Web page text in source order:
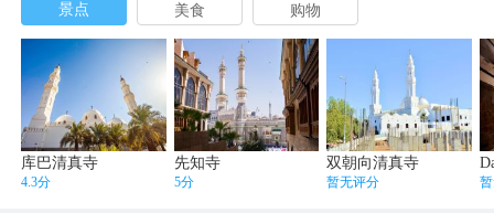
景点 美食 购物
库巴清真寺
4.3分
先知寺
5分
双朝向清真寺
暂无评分